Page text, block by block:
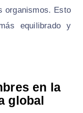
organismos. Esto
equilibrado y
en la
global